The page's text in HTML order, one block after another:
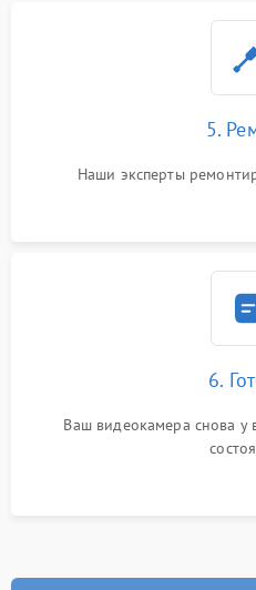
5.
Наши эксперты
6.
Ваш видеокамера снова у